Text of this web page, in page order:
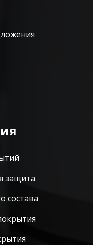
защита
состава